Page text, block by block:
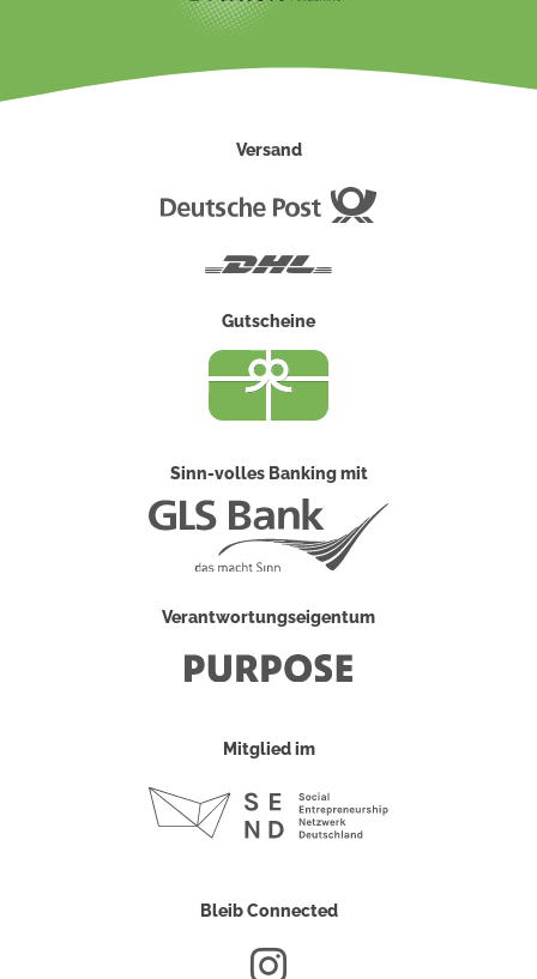
Versand
Gutscheine
Sinn-volles Banking mit
Verantwortungseigentum
Mitglied im
Bleib Connected